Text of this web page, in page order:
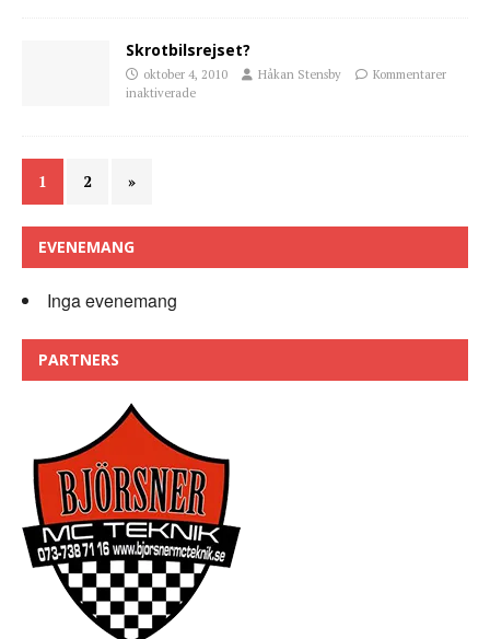
Skrotbilsrejset?
oktober 4, 2010 Håkan Stensby
Kommentarer
inaktiverade
1 2 »
EVENEMANG
Inga evenemang
PARTNERS